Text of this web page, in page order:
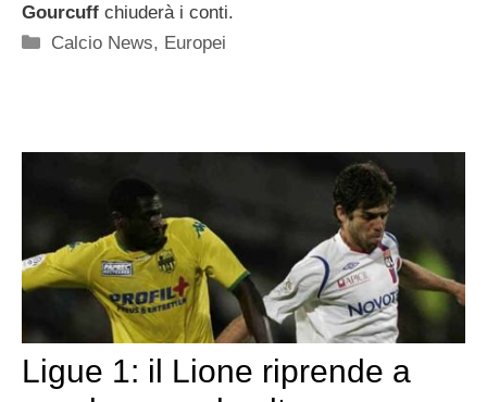
Gourcuff chiuderà i conti.
Categorie
Calcio News, Europei
Ligue 1: il Lione riprende a